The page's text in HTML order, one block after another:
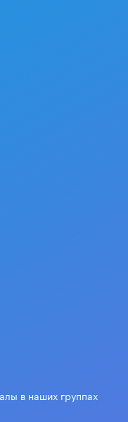
в наших группах